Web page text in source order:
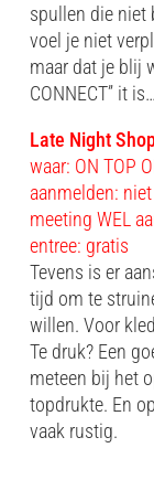
spullen die niet
voel je niet
maar dat je blij
CONNECT” it
Late Night
waar: ON TOP
aanmelden:
meeting WEL
entree: gratis
Tevens is er
tijd om te
willen. Voor
Te druk? Een
meteen bij het
topdrukte. En
vaak rustig.